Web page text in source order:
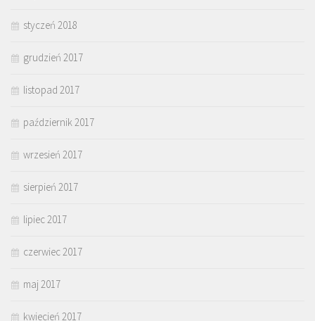
styczeń 2018
grudzień 2017
listopad 2017
październik 2017
wrzesień 2017
sierpień 2017
lipiec 2017
czerwiec 2017
maj 2017
kwiecień 2017